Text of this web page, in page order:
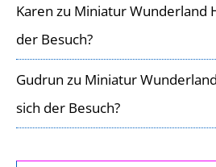
Karen zu Miniatur Wunderland
der Besuch?
Gudrun zu Miniatur
sich der Besuch?